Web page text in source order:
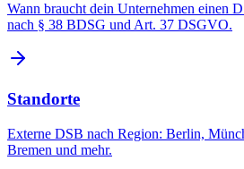
Wann braucht dein Unternehmen einen
nach § 38 BDSG und Art. 37 DSGVO.
Standorte
Externe DSB nach Region: Berlin,
Bremen und mehr.